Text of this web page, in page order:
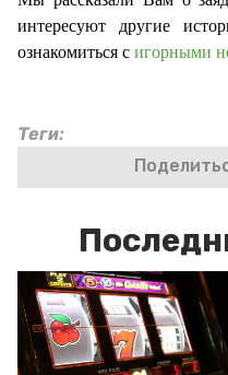
интересуют другие
ознакомиться с игорными
Теги: